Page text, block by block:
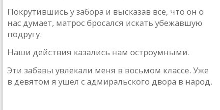
Покрутившись у забора и высказав все, что он о
нас думает, матрос бросался искать убежавшую
подругу.
Наши действия казались нам остроумными.
Эти забавы увлекали меня в восьмом классе. Уже
в девятом я ушел с адмиральского двора в народ.